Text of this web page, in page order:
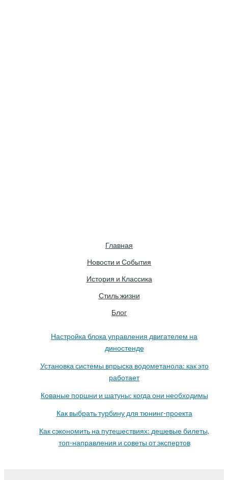
Главная
Новости и События
История и Классика
Стиль жизни
Блог
Настройка блока управления двигателем на
диностенде
Установка системы впрыска водометанола: как это
работает
Кованые поршни и шатуны: когда они необходимы
Как выбрать турбину для тюнинг-проекта
Как сэкономить на путешествиях: дешевые билеты,
топ-направления и советы от экспертов